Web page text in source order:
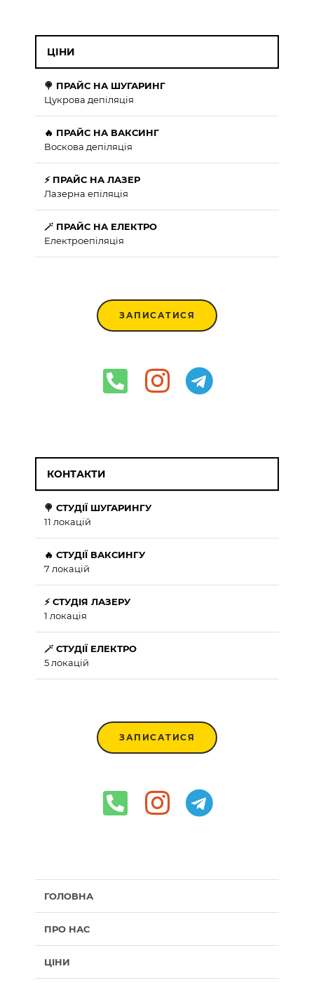
ЦІНИ
🍭 ПРАЙС НА ШУГАРИНГ
Цукрова депіляція
🔥 ПРАЙС НА ВАКСИНГ
Воскова депіляція
⚡ ПРАЙС НА ЛАЗЕР
Лазерна епіляція
🪄 ПРАЙС НА ЕЛЕКТРО
Електроепіляція
ЗАПИСАТИСЯ
КОНТАКТИ
🍭 СТУДІЇ ШУГАРИНГУ
11 локацій
🔥 СТУДІЇ ВАКСИНГУ
7 локацій
⚡ СТУДІЯ ЛАЗЕРУ
1 локація
🪄 СТУДІЇ ЕЛЕКТРО
5 локацій
ЗАПИСАТИСЯ
ГОЛОВНА
ПРО НАС
ЦІНИ